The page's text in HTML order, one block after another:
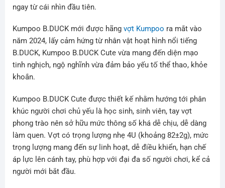
ngay từ cái nhìn đầu tiên.
Kumpoo B.DUCK mới được hãng vợt Kumpoo ra mắt vào
năm 2024, lấy cảm hứng từ nhân vật hoạt hình nổi tiếng
B.DUCK, Kumpoo B.DUCK Cute vừa mang đến diện mạo
tinh nghịch, ngộ nghĩnh vừa đảm bảo yếu tố thể thao, khỏe
khoắn.
Kumpoo B.DUCK Cute được thiết kế nhằm hướng tới phân
khúc người chơi chủ yếu là học sinh, sinh viên, tay vợt
phong trào nên sở hữu mức thông số khá dễ chịu, dễ dàng
làm quen. Vợt có trọng lượng nhẹ 4U (khoảng 82±2g), mức
trọng lượng mang đến sự linh hoạt, dễ điều khiển, hạn chế
áp lực lên cánh tay, phù hợp với đại đa số người chơi, kể cả
người mới bắt đầu.